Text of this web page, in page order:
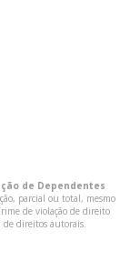
de Dependentes
parcial ou total, mesmo
de violação de direito
de direitos autorais.